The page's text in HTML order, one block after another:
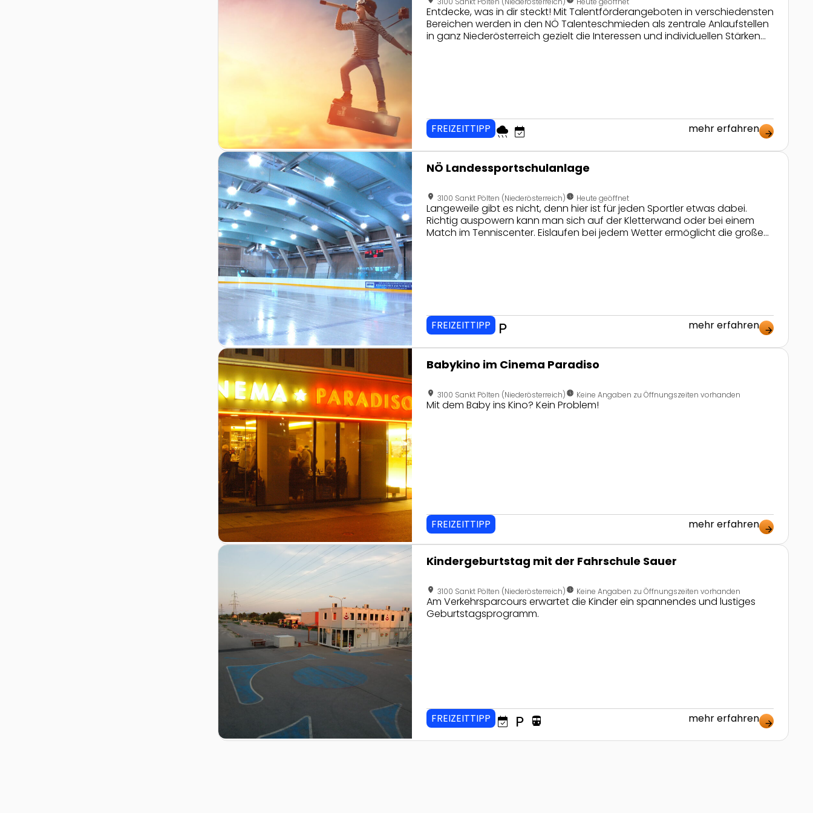
Entdecke, was in dir steckt! Mit Talentförderangeboten in verschiedensten
Bereichen werden in den NÖ Talenteschmieden als zentrale Anlaufstellen
in ganz Niederösterreich gezielt die Interessen und individuellen Stärken
FREIZEITTIPP rainy event_available mehr erfahren arrow_forward
Zur Detailseite von NÖ Landessportschulanlage
NÖ Landessportschulanlage
location_on 3100 Sankt Pölten (Niederösterreich)nest_clock_farsight_analog Heute geöffnet
Langeweile gibt es nicht, denn hier ist für jeden Sportler etwas dabei.
Richtig auspowern kann man sich auf der Kletterwand oder bei einem
Match im Tenniscenter. Eislaufen bei jedem Wetter ermöglicht die große
FREIZEITTIPP local_parking mehr erfahren arrow_forward
Zur Detailseite von Babykino im Cinema Paradiso
Babykino im Cinema Paradiso
location_on 3100 Sankt Pölten (Niederösterreich)nest_clock_farsight_analog Keine Angaben zu Öffnungszeiten vorhanden
Mit dem Baby ins Kino? Kein Problem!
FREIZEITTIPP mehr erfahren arrow_forward
Zur Detailseite von Kindergeburtstag mit der Fahrschule Sauer
Kindergeburtstag mit der Fahrschule Sauer
location_on 3100 Sankt Pölten (Niederösterreich)nest_clock_farsight_analog Keine Angaben zu Öffnungszeiten vorhanden
Am Verkehrsparcours erwartet die Kinder ein spannendes und lustiges
Geburtstagsprogramm.
FREIZEITTIPP event_available local_parking directions_transit mehr erfahren arrow_forward